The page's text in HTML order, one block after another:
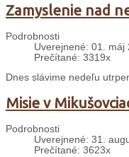
Zamyslenie nad
Podrobnosti
Uverejnené: 01. máj
Prečítané: 3319x
Dnes slávime nedeľu
Misie v
Podrobnosti
Uverejnené: 31.
Prečítané: 3623x